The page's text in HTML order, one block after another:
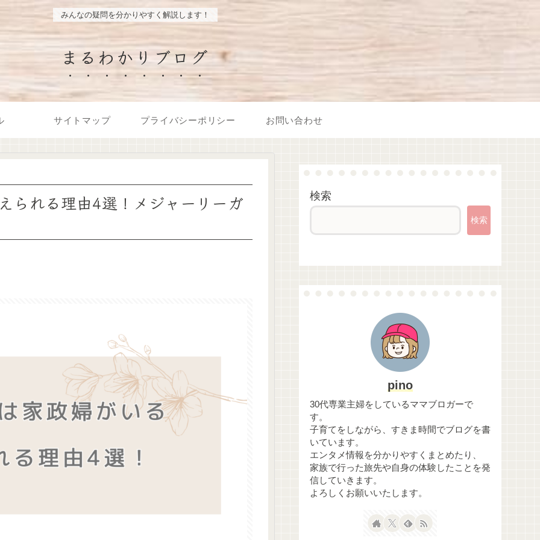
みんなの疑問を分かりやすく解説します！
まるわかりブログ
サイトマップ プライバシーポリシー お問い合わせ
られる理由4選！メジャーリーガ 検索
検索
pino
30代専業主婦をしているママブロガーで
す。
子育てをしながら、すきま時間でブログを書
いています。
エンタメ情報を分かりやすくまとめたり、
家族で行った旅先や自身の体験したことを発
信していきます。
よろしくお願いいたします。